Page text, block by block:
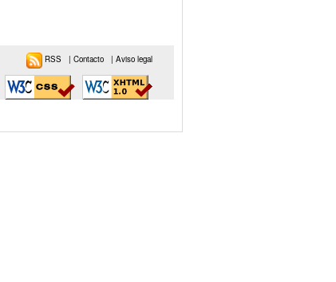
RSS |Contacto |Aviso legal